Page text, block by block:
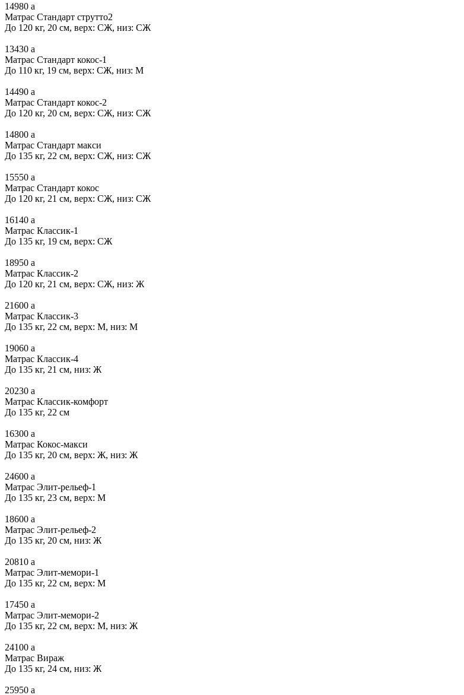
14980 a
Матрас Стандарт струтто2
До 120 кг, 20 см, верх: СЖ, низ: СЖ
13430 a
Матрас Стандарт кокос-1
До 110 кг, 19 см, верх: СЖ, низ: М
14490 a
Матрас Стандарт кокос-2
До 120 кг, 20 см, верх: СЖ, низ: СЖ
14800 a
Матрас Стандарт макси
До 135 кг, 22 см, верх: СЖ, низ: СЖ
15550 a
Матрас Стандарт кокос
До 120 кг, 21 см, верх: СЖ, низ: СЖ
16140 a
Матрас Классик-1
До 135 кг, 19 см, верх: СЖ
18950 a
Матрас Классик-2
До 120 кг, 21 см, верх: СЖ, низ: Ж
21600 a
Матрас Классик-3
До 135 кг, 22 см, верх: М, низ: М
19060 a
Матрас Классик-4
До 135 кг, 21 см, низ: Ж
20230 a
Матрас Классик-комфорт
До 135 кг, 22 см
16300 a
Матрас Кокос-макси
До 135 кг, 20 см, верх: Ж, низ: Ж
24600 a
Матрас Элит-рельеф-1
До 135 кг, 23 см, верх: М
18600 a
Матрас Элит-рельеф-2
До 135 кг, 20 см, низ: Ж
20810 a
Матрас Элит-мемори-1
До 135 кг, 22 см, верх: М
17450 a
Матрас Элит-мемори-2
До 135 кг, 22 см, верх: М, низ: Ж
24100 a
Матрас Вираж
До 135 кг, 24 см, низ: Ж
25950 a